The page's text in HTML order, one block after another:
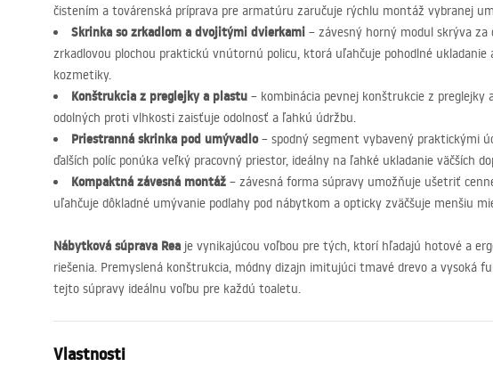
čistením a továrenská príprava pre armatúru zaručuje rýchlu montáž vybranej
Skrinka so zrkadlom a dvojitými dvierkami – závesný horný modul skrýva za
zrkadlovou plochou praktickú vnútornú policu, ktorá uľahčuje pohodlné ukladanie
kozmetiky.
Konštrukcia z preglejky a plastu – kombinácia pevnej konštrukcie z preglejky
odolných proti vlhkosti zaisťuje odolnosť a ľahkú údržbu.
Priestranná skrinka pod umývadlo– spodný segment vybavený praktickými
ďalších políc ponúka veľký pracovný priestor, ideálny na ľahké ukladanie väčších
Kompaktná závesná montáž – závesná forma súpravy umožňuje ušetriť
uľahčuje dôkladné umývanie podlahy pod nábytkom a opticky zväčšuje menšiu
Nábytková súprava Rea je vynikajúcou voľbou pre tých, ktorí hľadajú hotové a
riešenia. Premyslená konštrukcia, módny dizajn imitujúci tmavé drevo a vysoká
tejto súpravy ideálnu voľbu pre každú toaletu.
Vlastnosti